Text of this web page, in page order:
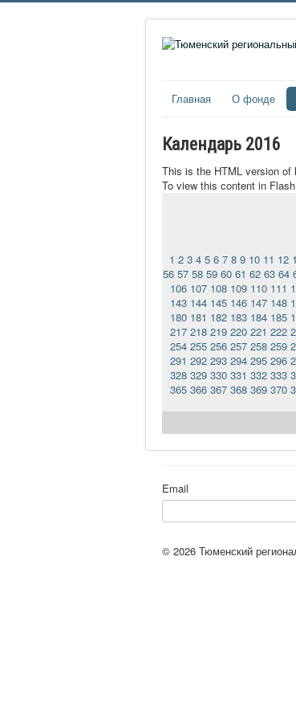
Главная О фонде
Календарь 2016
This is the HTML version of
To view this content in
1 2 3 4 5 6 7 8 9 10 11 12
56 57 58 59 60 61 62 63 64
106 107 108 109 110 111
143 144 145 146 147 148
180 181 182 183 184 185
217 218 219 220 221 222
254 255 256 257 258 259
291 292 293 294 295 296
328 329 330 331 332 333
365 366 367 368 369 370
Email
© 2026 Тюменский